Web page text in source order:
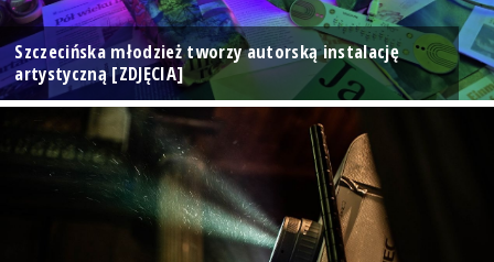
Szczecińska młodzież tworzy autorską instalację
artystyczną [ZDJĘCIA]